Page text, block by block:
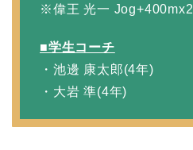
※偉王 光一 Jog+400mx2
■学生コーチ
・池邊 康太郎(4年)
・大岩 準(4年)